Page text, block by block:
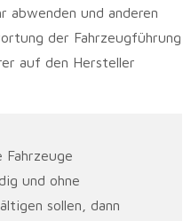
abwenden und anderen
der Fahrzeugführung
auf den Hersteller
Fahrzeuge
und ohne
sollen, dann